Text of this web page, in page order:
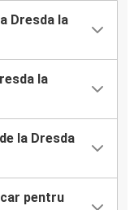
Dresda la
la
la Dresda
pentru